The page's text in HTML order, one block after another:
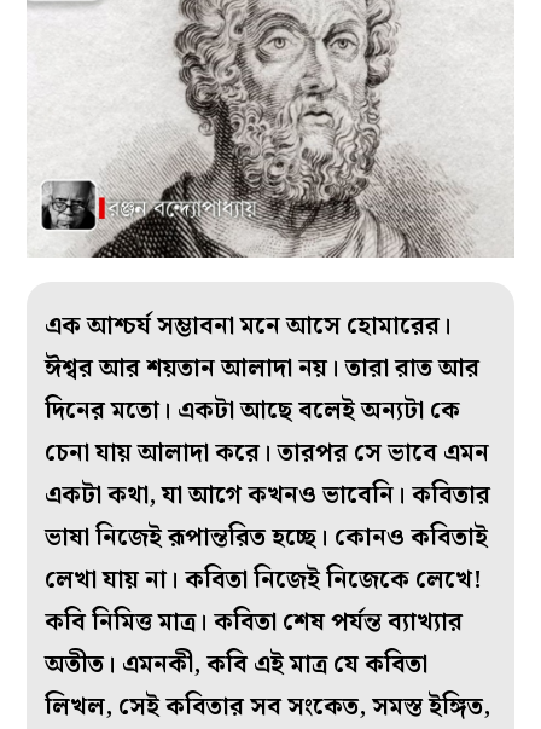
এক আশ্চর্য সম্ভাবনা মনে আসে হোমারের।
ঈশ্বর আর শয়তান আলাদা নয়। তারা রাত আর
দিনের মতো। একটা আছে বলেই অন্যটা কে
চেনা যায় আলাদা করে। তারপর সে ভাবে এমন
একটা কথা, যা আগে কখনও ভাবেনি। কবিতার
ভাষা নিজেই রূপান্তরিত হচ্ছে। কোনও কবিতাই
লেখা যায় না। কবিতা নিজেই নিজেকে লেখে!
কবি নিমিত্ত মাত্র। কবিতা শেষ পর্যন্ত ব্যাখ্যার
অতীত। এমনকী, কবি এই মাত্র যে কবিতা
লিখল, সেই কবিতার সব সংকেত, সমস্ত ইঙ্গিত,